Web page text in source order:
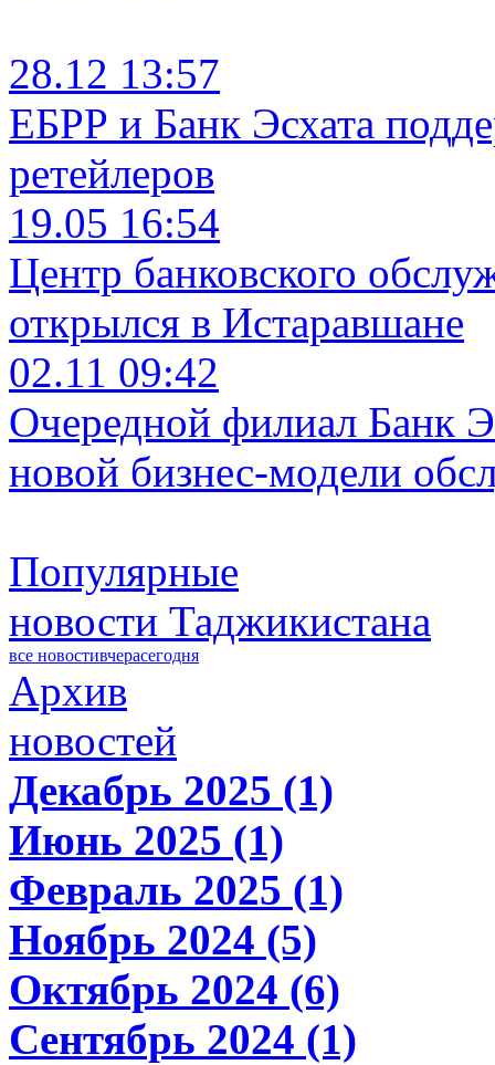
28.12 13:57
ЕБРР и Банк Эсхата
ретейлеров
19.05 16:54
Центр банковского
открылся в Истаравшане
02.11 09:42
Очередной филиал Банк
новой бизнес-модели
Популярные
новости Таджикистана
все новостивчерасегодня
Архив
новостей
Декабрь 2025 (1)
Июнь 2025 (1)
Февраль 2025 (1)
Ноябрь 2024 (5)
Октябрь 2024 (6)
Сентябрь 2024 (1)